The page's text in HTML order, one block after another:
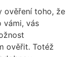
ověření toho, že
vámi, vás
ověřit. Totéž